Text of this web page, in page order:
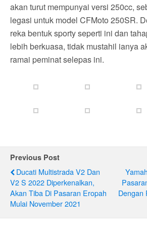
akan turut mempunyai versi 250cc,
legasi untuk model CFMoto 250SR.
reka bentuk sporty seperti ini dan
lebih berkuasa, tidak mustahil ianya
ramai peminat selepas ini.
Previous Post
Ducati Multistrada V2 Dan
V2 S 2022 Diperkenalkan,
Akan Tiba Di Pasaran Eropah
Mulai November 2021
Dengan